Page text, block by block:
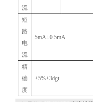
流
短
路
电
流
5mA±0.5mA
精
确
度
±5%±3dgt